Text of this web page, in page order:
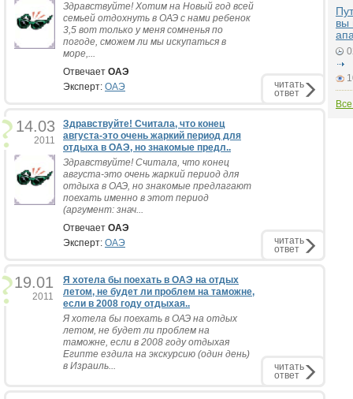
Здравствуйте! Хотим на Новый год всей
семьей отдохнуть в ОАЭ с нами ребенок
3,5 вот только у меня сомненья по
погоде, сможем ли мы искупаться в
море,...
Отвечает ОАЭ
Эксперт: ОАЭ читать
ответ
14.03
2011
Здравствуйте! Считала, что конец
августа-это очень жаркий период для
отдыха в ОАЭ, но знакомые предл..
Здравствуйте! Считала, что конец
августа-это очень жаркий период для
отдыха в ОАЭ, но знакомые предлагают
поехать именно в этот период
(аргумент: знач...
Отвечает ОАЭ
Эксперт: ОАЭ читать
ответ
19.01
2011
Я хотела бы поехать в ОАЭ на отдых
летом, не будет ли проблем на таможне,
если в 2008 году отдыхая..
Я хотела бы поехать в ОАЭ на отдых
летом, не будет ли проблем на
таможне, если в 2008 году отдыхая
Египте ездила на экскурсию (один день)
в Израиль...
читать
ответ
вы